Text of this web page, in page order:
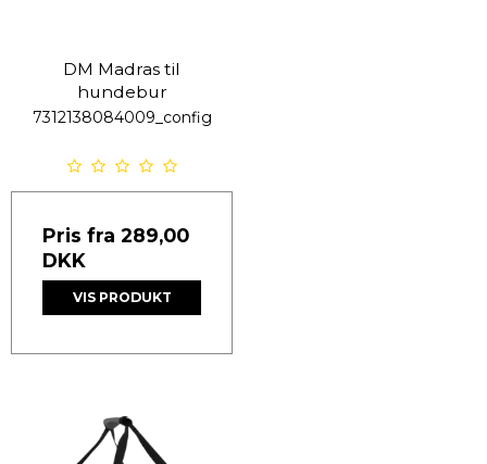
DM Madras til
hundebur
7312138084009_config
Pris fra 289,00
DKK
VIS PRODUKT